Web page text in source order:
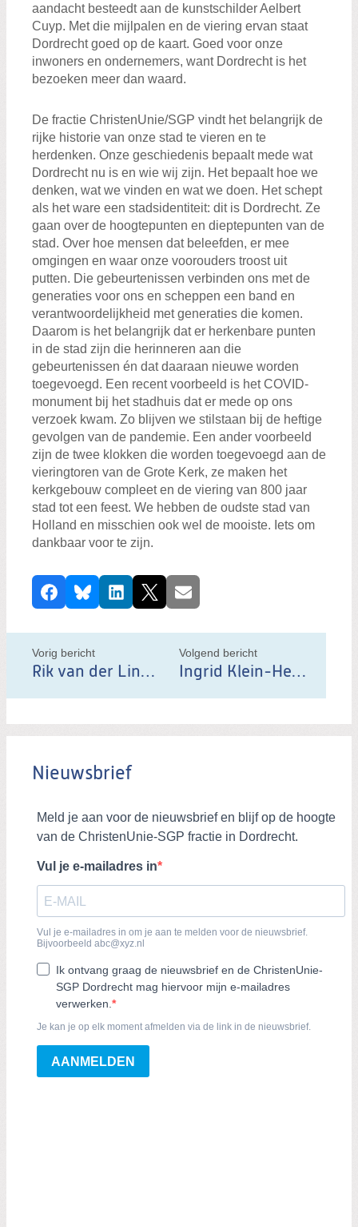
aandacht besteedt aan de kunstschilder Aelbert
Cuyp. Met die mijlpalen en de viering ervan staat
Dordrecht goed op de kaart. Goed voor onze
inwoners en ondernemers, want Dordrecht is het
bezoeken meer dan waard.
De fractie ChristenUnie/SGP vindt het belangrijk de
rijke historie van onze stad te vieren en te
herdenken. Onze geschiedenis bepaalt mede wat
Dordrecht nu is en wie wij zijn. Het bepaalt hoe we
denken, wat we vinden en wat we doen. Het schept
als het ware een stadsidentiteit: dit is Dordrecht. Ze
gaan over de hoogtepunten en dieptepunten van de
stad. Over hoe mensen dat beleefden, er mee
omgingen en waar onze voorouders troost uit
putten. Die gebeurtenissen verbinden ons met de
generaties voor ons en scheppen een band en
verantwoordelijkheid met generaties die komen.
Daarom is het belangrijk dat er herkenbare punten
in de stad zijn die herinneren aan die
gebeurtenissen én dat daaraan nieuwe worden
toegevoegd. Een recent voorbeeld is het COVID-
monument bij het stadhuis dat er mede op ons
verzoek kwam. Zo blijven we stilstaan bij de heftige
gevolgen van de pandemie. Een ander voorbeeld
zijn de twee klokken die worden toegevoegd aan de
vieringtoren van de Grote Kerk, ze maken het
kerkgebouw compleet en de viering van 800 jaar
stad tot een feest. We hebben de oudste stad van
Holland en misschien ook wel de mooiste. Iets om
dankbaar voor te zijn.
D
e
e
l
d
b
r
c
h
t
FacebookBlueskyLinkedIn
X E-mail
Vorig bericht
Rik van der Linden lijsttrekker ChristenUnie/SGP in Dordrecht
Volgend bericht
Ingrid Klein-Hendriks stopt als raadslid
Nieuwsbrief